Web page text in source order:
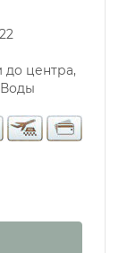
до центра,